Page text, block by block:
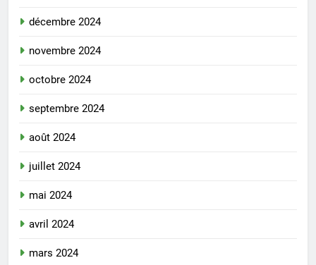
décembre 2024
novembre 2024
octobre 2024
septembre 2024
août 2024
juillet 2024
mai 2024
avril 2024
mars 2024